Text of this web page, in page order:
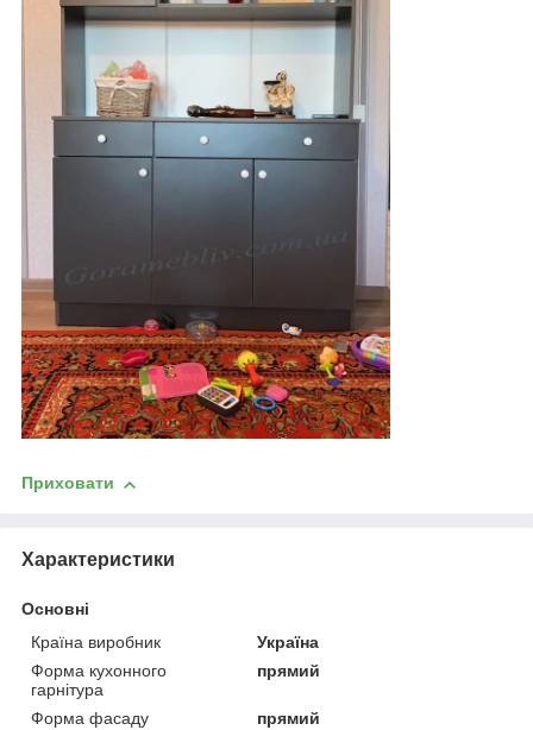
Приховати
Характеристики
Основні
Країна виробник
Україна
Форма кухонного
гарнітура
прямий
Форма фасаду
прямий